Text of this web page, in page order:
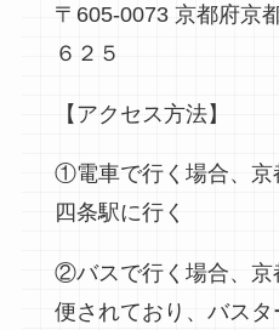
〒605-0073 京都府京
６２５
【アクセス方法】
①電車で行く場合、京
四条駅に行く
②バスで行く場合、京
便されており、バス